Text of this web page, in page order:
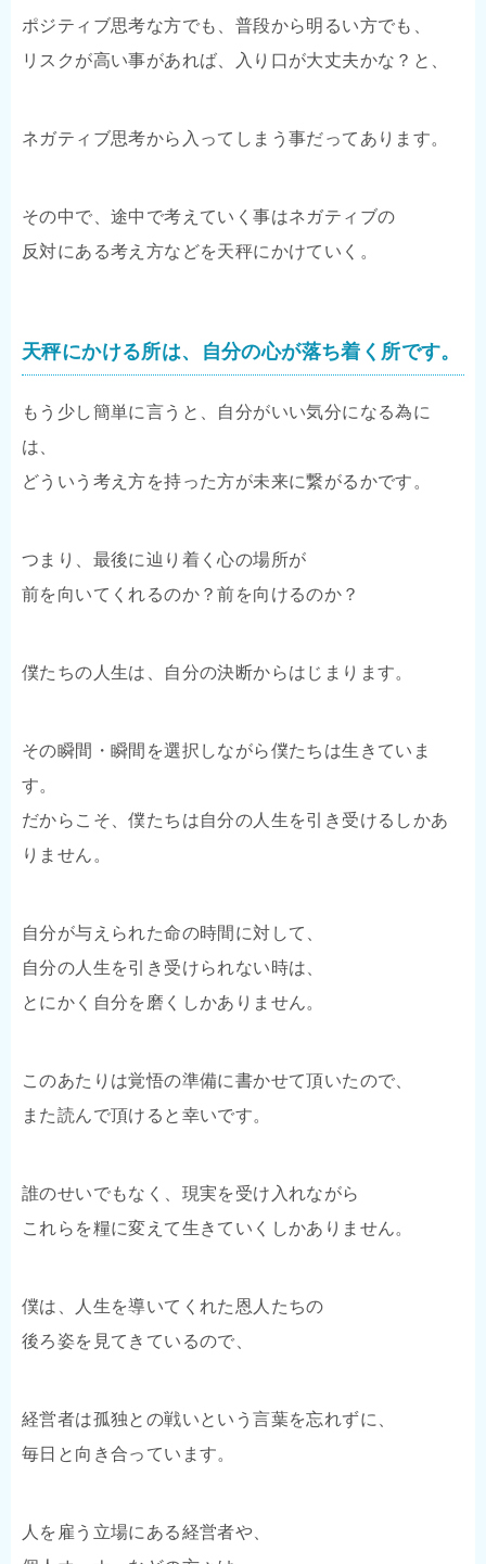
ポジティブ思考な方でも、普段から明るい方でも、
リスクが高い事があれば、入り口が大丈夫かな？と、
ネガティブ思考から入ってしまう事だってあります。
その中で、途中で考えていく事はネガティブの
反対にある考え方などを天秤にかけていく。
天秤にかける所は、自分の心が落ち着く所です。
もう少し簡単に言うと、自分がいい気分になる為に
は、
どういう考え方を持った方が未来に繋がるかです。
つまり、最後に辿り着く心の場所が
前を向いてくれるのか？前を向けるのか？
僕たちの人生は、自分の決断からはじまります。
その瞬間・瞬間を選択しながら僕たちは生きていま
す。
だからこそ、僕たちは自分の人生を引き受けるしかあ
りません。
自分が与えられた命の時間に対して、
自分の人生を引き受けられない時は、
とにかく自分を磨くしかありません。
このあたりは覚悟の準備に書かせて頂いたので、
また読んで頂けると幸いです。
誰のせいでもなく、現実を受け入れながら
これらを糧に変えて生きていくしかありません。
僕は、人生を導いてくれた恩人たちの
後ろ姿を見てきているので、
経営者は孤独との戦いという言葉を忘れずに、
毎日と向き合っています。
人を雇う立場にある経営者や、